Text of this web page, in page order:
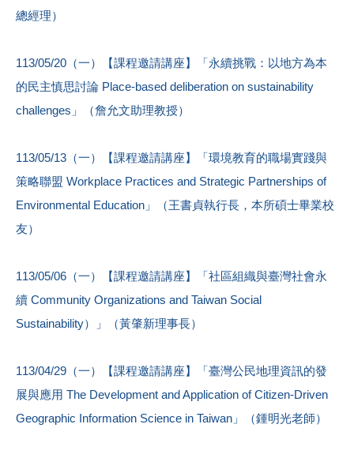
總經理）
113/05/20（一）【課程邀請講座】「永續挑戰：以地方為本
的民主慎思討論 Place-based deliberation on sustainability
challenges」（詹允文助理教授）
113/05/13（一）【課程邀請講座】「環境教育的職場實踐與
策略聯盟 Workplace Practices and Strategic Partnerships of
Environmental Education」（王書貞執行長，本所碩士畢業校
友）
113/05/06（一）【課程邀請講座】「社區組織與臺灣社會永
續 Community Organizations and Taiwan Social
Sustainability）」（黃肇新理事長）
113/04/29（一）【課程邀請講座】「臺灣公民地理資訊的發
展與應用 The Development and Application of Citizen-Driven
Geographic Information Science in Taiwan」（鍾明光老師）